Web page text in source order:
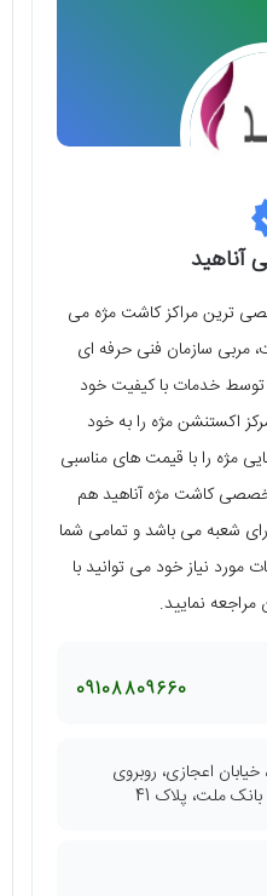
آناهید
ترین مراکز کاشت مژه می‌
مربی سازمان فنی حرفه‌ ای
خدمات با کیفیت خود
اکستنشن مژه را به خود
مژه را با قیمت‌ های مناسبی
کاشت مژه آناهید هم
شعبه می‌ باشد و تمامی شما
مورد نیاز خود می‌ توانید با
مراجعه نمایید.
09108809660
خیابان اعجازی، روبروی
ملت، پلاک 41